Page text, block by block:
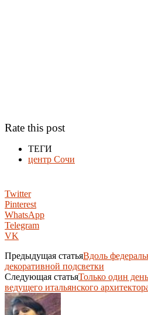
Rate this post
ТЕГИ
центр Сочи
Twitter
Pinterest
WhatsApp
Telegram
VK
Предыдущая статьяВдоль
декоративной подсветки
Следующая статьяТолько один
ведущего итальянского